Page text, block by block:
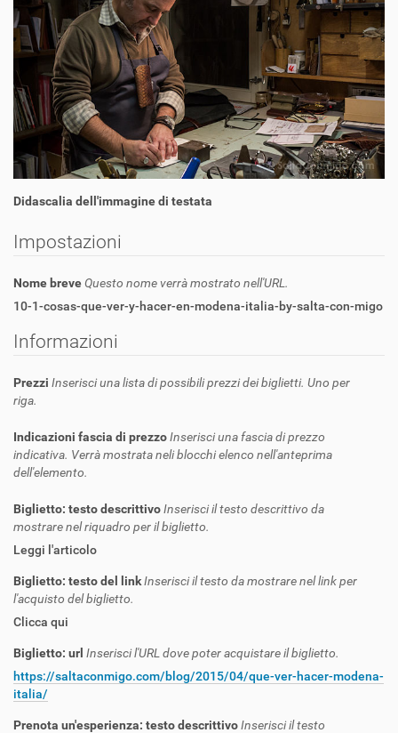
Didascalia dell'immagine di testata
Impostazioni
Nome breveQuesto nome verrà mostrato nell'URL.
10-1-cosas-que-ver-y-hacer-en-modena-italia-by-salta-con-migo
Informazioni
Prezzi Inserisci una lista di possibili prezzi dei biglietti. Uno per
riga.
Indicazioni fascia di prezzoInserisci una fascia di prezzo
indicativa. Verrà mostrata neli blocchi elenco nell'anteprima
dell'elemento.
Biglietto: testo descrittivoInserisci il testo descrittivo da
mostrare nel riquadro per il biglietto.
Leggi l'articolo
Biglietto: testo del linkInserisci il testo da mostrare nel link per
l'acquisto del biglietto.
Clicca qui
Biglietto: url Inserisci l'URL dove poter acquistare il biglietto.
https://saltaconmigo.com/blog/2015/04/que-ver-hacer-modena-
italia/
Prenota un'esperienza: testo descrittivoInserisci il testo